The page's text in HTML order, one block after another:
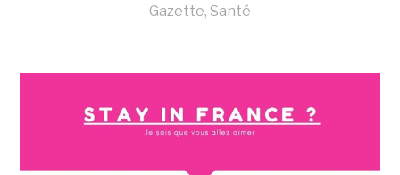
Gazette, Santé